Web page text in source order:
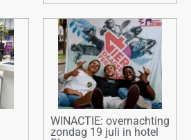
WINACTIE: overnachting
zondag 19 juli in hotel